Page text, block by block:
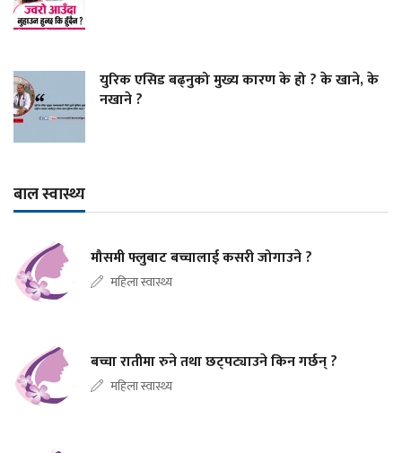
युरिक एसिड बढ्नुको मुख्य कारण के हो ? के खाने, के
नखाने ?
बाल स्वास्थ्य
मौसमी फ्लुबाट बच्चालाई कसरी जोगाउने ?
महिला स्वास्थ्य
बच्चा रातीमा रुने तथा छट्पट्याउने किन गर्छन् ?
महिला स्वास्थ्य